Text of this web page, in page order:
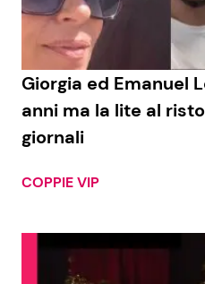
Giorgia ed Emanuel
anni ma la lite al
giornali
COPPIE VIP